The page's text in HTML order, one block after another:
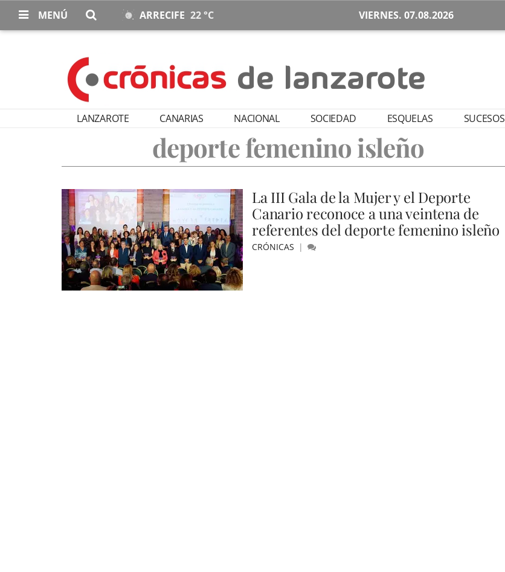
MENÚ ARRECIFE 22 °C VIERNES. 07.08.2026
LANZAROTE CANARIAS NACIONAL SOCIEDAD ESQUELAS SUCESOS
deporte femenino isleño
La III Gala de la Mujer y el Deporte
Canario reconoce a una veintena de
referentes del deporte femenino isleño
CRÓNICAS